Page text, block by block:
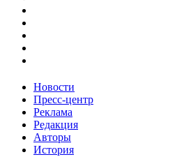
Новости
Пресс-центр
Реклама
Редакция
Авторы
История